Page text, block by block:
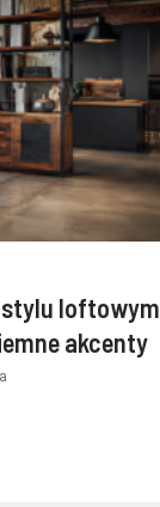
stylu loftowym
akcenty